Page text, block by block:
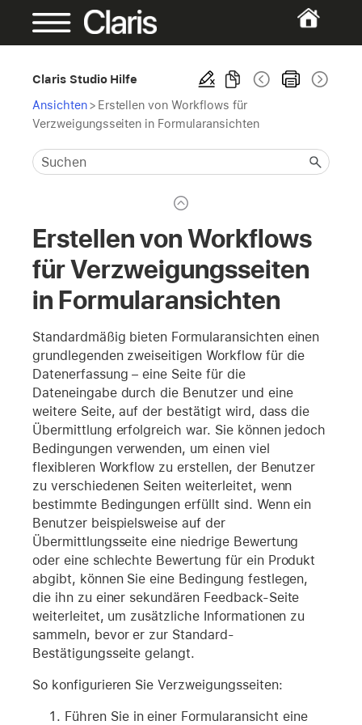
Claris Studio Hilfe
Ansichten> Erstellen von Workflows für
Verzweigungsseiten in Formularansichten
Erstellen von Workflows
für Verzweigungsseiten
in Formularansichten
Standardmäßig bieten Formularansichten einen
grundlegenden zweiseitigen Workflow für die
Datenerfassung – eine Seite für die
Dateneingabe durch die Benutzer und eine
weitere Seite, auf der bestätigt wird, dass die
Übermittlung erfolgreich war. Sie können jedoch
Bedingungen verwenden, um einen viel
flexibleren Workflow zu erstellen, der Benutzer
zu verschiedenen Seiten weiterleitet, wenn
bestimmte Bedingungen erfüllt sind. Wenn ein
Benutzer beispielsweise auf der
Übermittlungsseite eine niedrige Bewertung
oder eine schlechte Bewertung für ein Produkt
abgibt, können Sie eine Bedingung festlegen,
die ihn zu einer sekundären Feedback-Seite
weiterleitet, um zusätzliche Informationen zu
sammeln, bevor er zur Standard-
Bestätigungsseite gelangt.
So konfigurieren Sie Verzweigungsseiten:
Führen Sie in einer Formularansicht eine